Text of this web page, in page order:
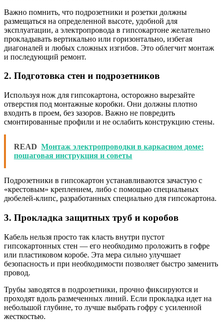
Важно помнить, что подрозетники и розетки должны
размещаться на определенной высоте, удобной для
эксплуатации, а электропровода в гипсокартоне желательно
прокладывать вертикально или горизонтально, избегая
диагоналей и любых сложных изгибов. Это облегчит монтаж
и последующий ремонт.
2. Подготовка стен и подрозетников
Используя нож для гипсокартона, осторожно вырезайте
отверстия под монтажные коробки. Они должны плотно
входить в проем, без зазоров. Важно не повредить
смонтированные профили и не ослабить конструкцию стены.
READ Монтаж электропроводки в каркасном доме:
пошаговая инструкция и советы
Подрозетники в гипсокартон устанавливаются зачастую с
«крестовым» креплением, либо с помощью специальных
дюбелей-клипс, разработанных специально для гипсокартона.
3. Прокладка защитных труб и коробов
Кабель нельзя просто так класть внутри пустот
гипсокартонных стен — его необходимо проложить в гофре
или пластиковом коробе. Эта мера сильно улучшает
безопасность и при необходимости позволяет быстро заменить
провод.
Трубы заводятся в подрозетники, прочно фиксируются и
проходят вдоль размеченных линий. Если прокладка идет на
небольшой глубине, то лучше выбрать гофру с усиленной
жесткостью.